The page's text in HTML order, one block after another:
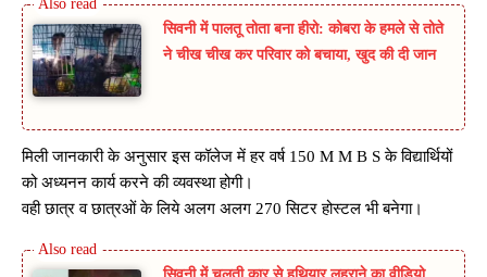
सिवनी में पालतू तोता बना हीरो: कोबरा के हमले से तोते
ने चीख चीख कर परिवार को बचाया, खुद की दी जान
मिली जानकारी के अनुसार इस कॉलेज में हर वर्ष 150 M M B S के विद्यार्थियों
को अध्यनन कार्य करने की व्यवस्था होगी।
वही छात्र व छात्रओं के लिये अलग अलग 270 सिटर होस्टल भी बनेगा।